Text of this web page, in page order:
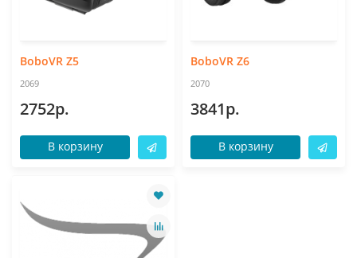
BoboVR Z5
2069
2752р.
В корзину
BoboVR Z6
2070
3841р.
В корзину